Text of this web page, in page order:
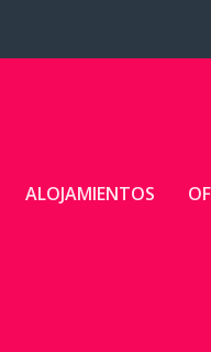
ALOJAMIENTOS